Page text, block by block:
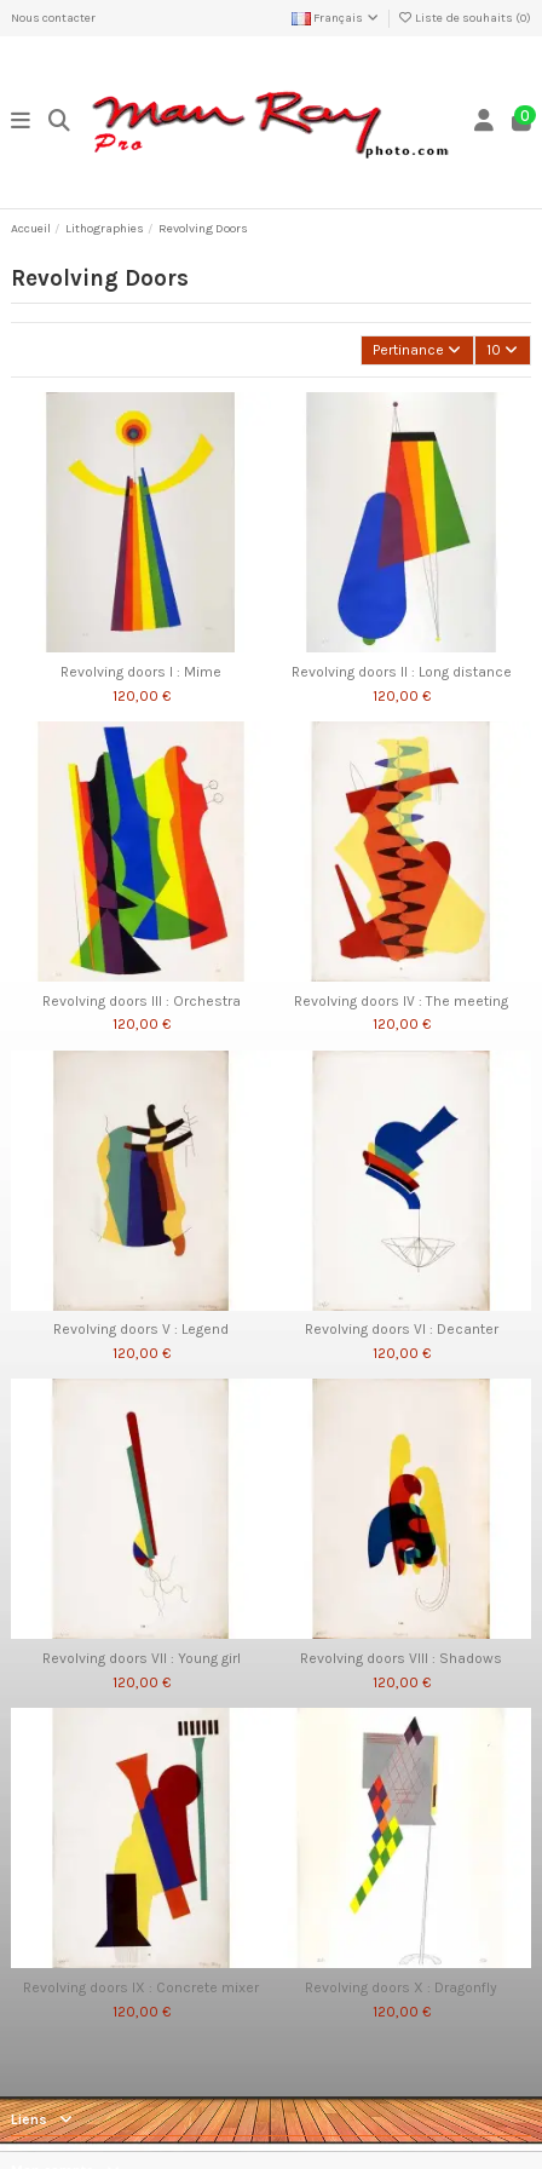
Nous contacter Français Liste de souhaits (0)
0
Accueil Lithographies Revolving Doors
Revolving Doors
Pertinance 10
Revolving doors I : Mime
120,00 €
Revolving doors II : Long distance
120,00 €
Revolving doors III : Orchestra
120,00 €
Revolving doors IV : The meeting
120,00 €
Revolving doors V : Legend
120,00 €
Revolving doors VI : Decanter
120,00 €
Revolving doors VII : Young girl
120,00 €
Revolving doors VIII : Shadows
120,00 €
Revolving doors IX : Concrete mixer
120,00 €
Revolving doors X : Dragonfly
120,00 €
Liens